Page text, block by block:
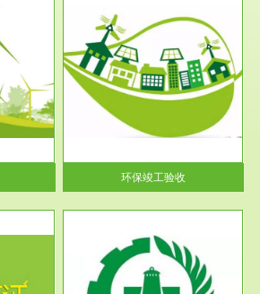
护管理条
境影响报
环保竣工验收